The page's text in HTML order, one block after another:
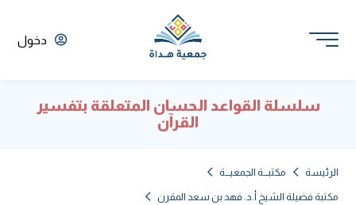
دخول
سلسلة القواعد الحسان المتعلقة بتفسير
القرآن
الرئيسة مكتبـــة الجمعيـــة
مكتبة فضيلة الشيخ أ.د. فهد بن سعد المقرن